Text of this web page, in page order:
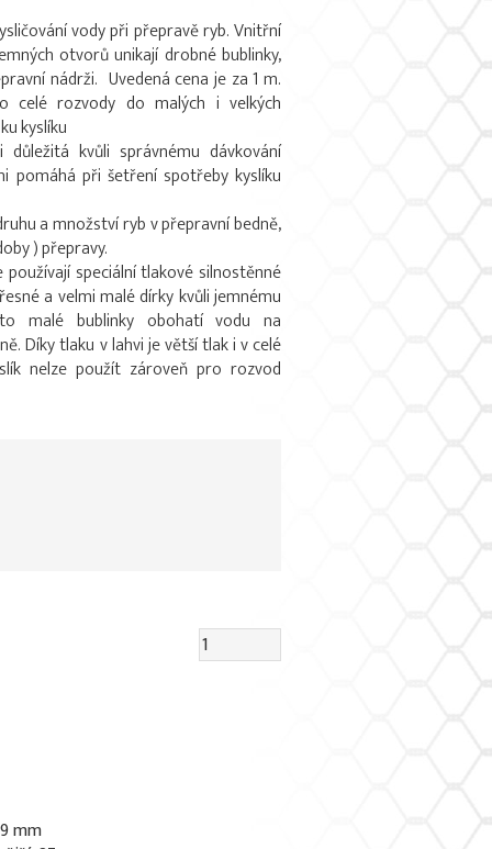
vody při přepravě ryb. Vnitřní
otvorů unikají drobné bublinky,
nádrži. Uvedená cena je za 1 m.
celé rozvody do malých i velkých
kyslíku
kvůli správnému dávkování
pomáhá při šetření spotřeby kyslíku
a množství ryb v přepravní bedně,
) přepravy.
speciální tlakové silnostěnné
a velmi malé dírky kvůli jemnému
malé bublinky obohatí vodu na
Díky tlaku v lahvi je větší tlak i v celé
nelze použít zároveň pro rozvod
mm